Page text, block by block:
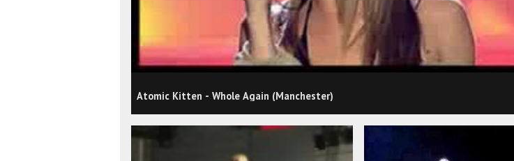
Atomic Kitten - Whole Again (Manchester)